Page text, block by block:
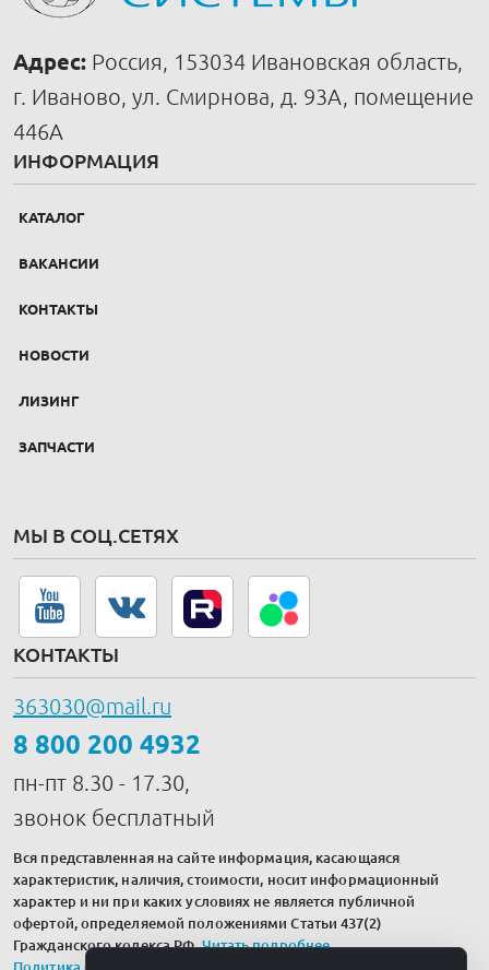
Адрес: Россия, 153034 Ивановская область,
г. Иваново, ул. Смирнова, д. 93А, помещение
446А
ИНФОРМАЦИЯ
КАТАЛОГ
ВАКАНСИИ
КОНТАКТЫ
НОВОСТИ
ЛИЗИНГ
ЗАПЧАСТИ
МЫ В СОЦ.СЕТЯХ
КОНТАКТЫ
363030@mail.ru
8 800 200 4932
пн-пт 8.30 - 17.30,
звонок бесплатный
Вся представленная на сайте информация, касающаяся
характеристик, наличия, стоимости, носит информационный
характер и ни при каких условиях не является публичной
офертой, определяемой положениями Статьи 437(2)
Гражданского кодекса РФ.Читать подробнее.
Политика обработки персональных данных